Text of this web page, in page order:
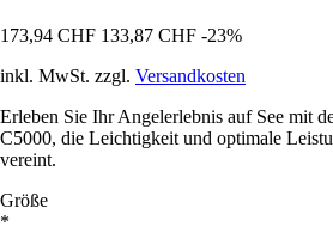
173,94 CHF 133,87 CHF -23%
inkl. MwSt. zzgl. Versandkosten
Erleben Sie Ihr Angelerlebnis auf See mit
C5000, die Leichtigkeit und optimale
vereint.
Größe
*